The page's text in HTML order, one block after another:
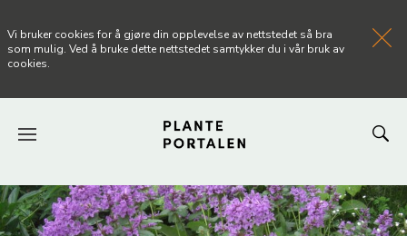
FORSIDEN
Vi bruker cookies for å gjøre din opplevelse av nettstedet så bra
som mulig. Ved å bruke dette nettstedet samtykker du i vår bruk av
cookies.